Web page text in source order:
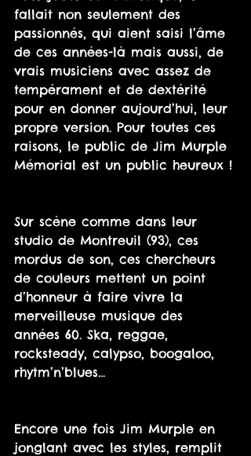
fallait non seulement des
passionnés, qui aient saisi l’âme
de ces années-là mais aussi, de
vrais musiciens avec assez de
tempérament et de dextérité
pour en donner aujourd’hui, leur
propre version. Pour toutes ces
raisons, le public de Jim Murple
Mémorial est un public heureux !
Sur scène comme dans leur
studio de Montreuil (93), ces
mordus de son, ces chercheurs
de couleurs mettent un point
d’honneur à faire vivre la
merveilleuse musique des
années 60. Ska, reggae,
rocksteady, calypso, boogaloo,
rhytm’n’blues...
Encore une fois Jim Murple en
jonglant avec les styles, remplit